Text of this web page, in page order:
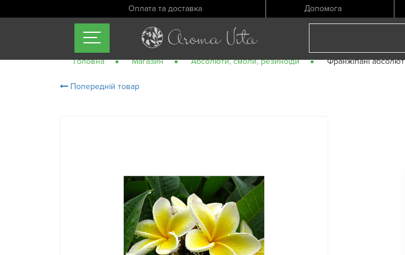
Оплата та доставка Допомога
Головна Магазин Абсолюти, смоли, резиноїди Франжіпані абсолют
Попередній товар